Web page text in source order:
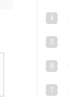
4
5
6
7